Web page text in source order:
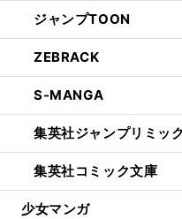
ジャンプTOON
ZEBRACK
S-MANGA
集英社ジャンプリミッ
集英社コミック文庫
少女マンガ